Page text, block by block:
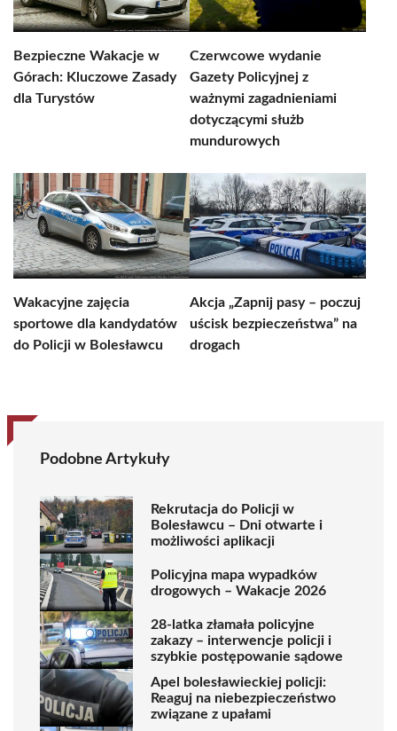
Bezpieczne Wakacje w
Górach: Kluczowe Zasady
dla Turystów
Czerwcowe wydanie
Gazety Policyjnej z
ważnymi zagadnieniami
dotyczącymi służb
mundurowych
Wakacyjne zajęcia
sportowe dla kandydatów
do Policji w Bolesławcu
Akcja „Zapnij pasy – poczuj
uścisk bezpieczeństwa” na
drogach
Podobne Artykuły
Rekrutacja do Policji w
Bolesławcu – Dni otwarte i
możliwości aplikacji
Policyjna mapa wypadków
drogowych – Wakacje 2026
28-latka złamała policyjne
zakazy – interwencje policji i
szybkie postępowanie sądowe
Apel bolesławieckiej policji:
Reaguj na niebezpieczeństwo
związane z upałami